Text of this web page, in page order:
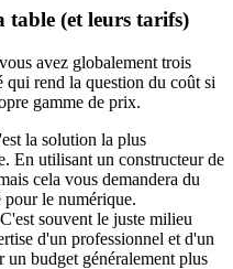
table (et leurs tarifs)
avez globalement trois
qui rend la question du coût si
gamme de prix.
la solution la plus
En utilisant un constructeur de
cela vous demandera du
pour le numérique.
souvent le juste milieu
d'un professionnel et d'un
budget généralement plus